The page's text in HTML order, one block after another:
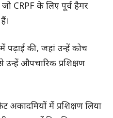
CRPF के लिए पूर्व हैमर
पढ़ाई की, जहां उन्हें कोच
उन्हें औपचारिक प्रशिक्षण
अकादमियों में प्रशिक्षण लिया